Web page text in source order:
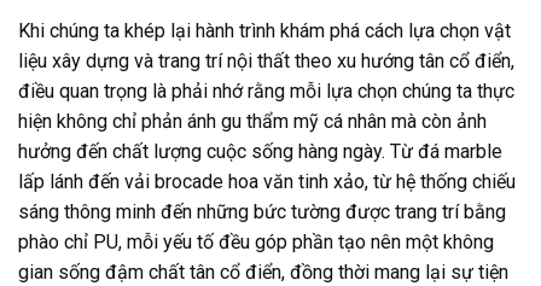
Khi chúng ta khép lại hành trình khám phá cách lựa chọn vật
liệu xây dựng và trang trí nội thất theo xu hướng tân cổ điển,
điều quan trọng là phải nhớ rằng mỗi lựa chọn chúng ta thực
hiện không chỉ phản ánh gu thẩm mỹ cá nhân mà còn ảnh
hưởng đến chất lượng cuộc sống hàng ngày. Từ đá marble
lấp lánh đến vải brocade hoa văn tinh xảo, từ hệ thống chiếu
sáng thông minh đến những bức tường được trang trí bằng
phào chỉ PU, mỗi yếu tố đều góp phần tạo nên một không
gian sống đậm chất tân cổ điển, đồng thời mang lại sự tiện